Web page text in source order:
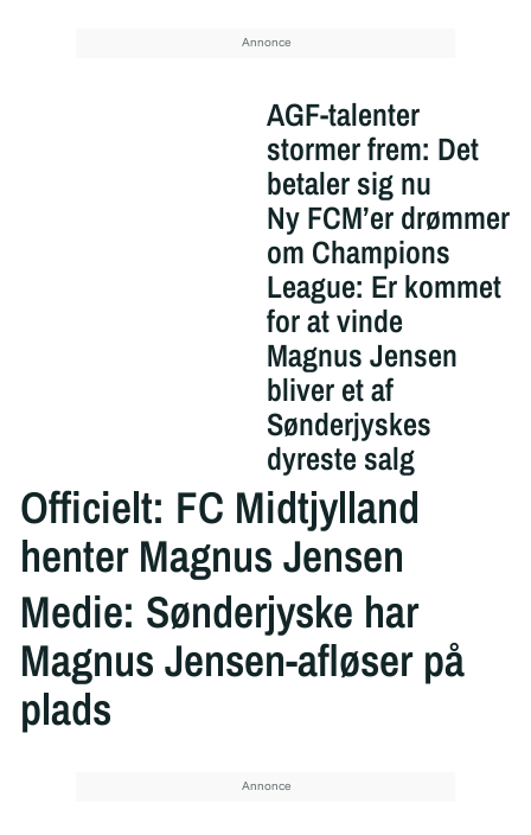
AGF-talenter
stormer frem: Det
betaler sig nu
Ny FCM’er drømmer
om Champions
League: Er kommet
for at vinde
Magnus Jensen
bliver et af
Sønderjyskes
dyreste salg
Officielt: FC Midtjylland
henter Magnus Jensen
Medie: Sønderjyske har
Magnus Jensen-afløser på
plads